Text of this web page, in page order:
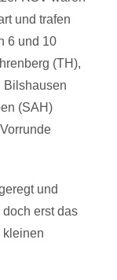
und trafen
6 und 10
(TH),
Bilshausen
(SAH)
und
erst das
kleinen